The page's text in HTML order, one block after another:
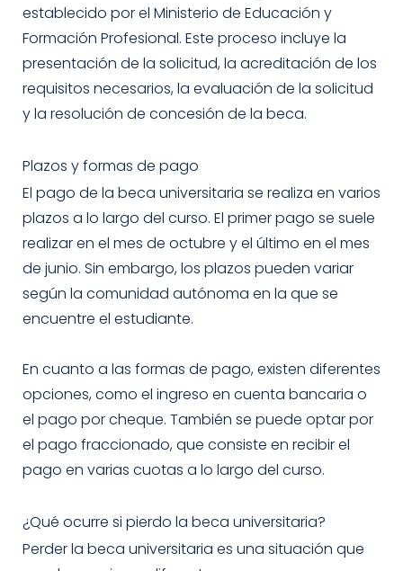
establecido por el Ministerio de Educación y
Formación Profesional. Este proceso incluye la
presentación de la solicitud, la acreditación de los
requisitos necesarios, la evaluación de la solicitud
y la resolución de concesión de la beca.
Plazos y formas de pago
El pago de la beca universitaria se realiza en varios
plazos a lo largo del curso. El primer pago se suele
realizar en el mes de octubre y el último en el mes
de junio. Sin embargo, los plazos pueden variar
según la comunidad autónoma en la que se
encuentre el estudiante.
En cuanto a las formas de pago, existen diferentes
opciones, como el ingreso en cuenta bancaria o
el pago por cheque. También se puede optar por
el pago fraccionado, que consiste en recibir el
pago en varias cuotas a lo largo del curso.
¿Qué ocurre si pierdo la beca universitaria?
Perder la beca universitaria es una situación que